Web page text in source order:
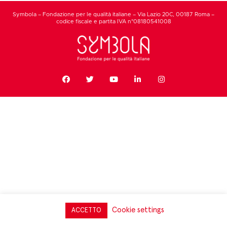
Symbola – Fondazione per le qualità italiane – Via Lazio 20C, 00187 Roma –
codice fiscale e partita IVA n°08180541008
ACCETTO Cookie settings